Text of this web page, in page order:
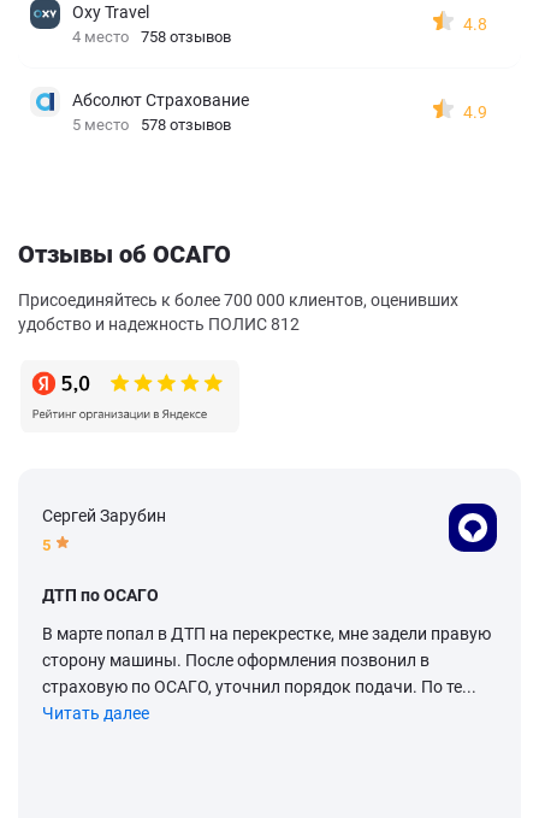
Oxy Travel
4 место 758 отзывов
4.8
Абсолют Страхование
5 место 578 отзывов
4.9
Отзывы об ОСАГО
Присоединяйтесь к более 700 000 клиентов, оценивших
удобство и надежность ПОЛИС 812
Сергей Зарубин
5
ДТП по ОСАГО
В марте попал в ДТП на перекрестке, мне задели правую
сторону машины. После оформления позвонил в
страховую по ОСАГО, уточнил порядок подачи. По те...
Читать далее